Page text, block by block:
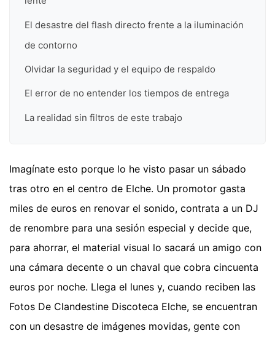
El desastre del flash directo frente a la iluminación
de contorno
Olvidar la seguridad y el equipo de respaldo
El error de no entender los tiempos de entrega
La realidad sin filtros de este trabajo
Imagínate esto porque lo he visto pasar un sábado
tras otro en el centro de Elche. Un promotor gasta
miles de euros en renovar el sonido, contrata a un DJ
de renombre para una sesión especial y decide que,
para ahorrar, el material visual lo sacará un amigo con
una cámara decente o un chaval que cobra cincuenta
euros por noche. Llega el lunes y, cuando reciben las
Fotos De Clandestine Discoteca Elche, se encuentran
con un desastre de imágenes movidas, gente con